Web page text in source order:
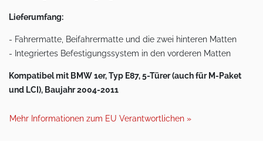
Lieferumfang:
- Fahrermatte, Beifahrermatte und die zwei hinteren Matten
- Integriertes Befestigungssystem in den vorderen Matten
Kompatibel mit BMW 1er, Typ E87, 5-Türer (auch für M-Paket
und LCI), Baujahr 2004-2011
Mehr Informationen zum EU Verantwortlichen »